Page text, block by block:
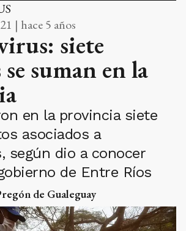
| hace 5 años
siete
suman en la
en la provincia siete
asociados a
según dio a conocer
de Entre Ríos
de Gualeguay